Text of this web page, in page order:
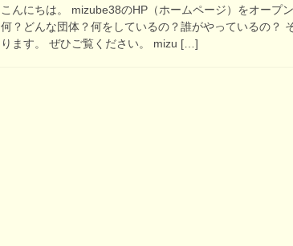
こんにちは。 mizube38のHP（ホームページ）をオープ
何？どんな団体？何をしているの？誰がやっているの？
ります。 ぜひご覧ください。 mizu […]